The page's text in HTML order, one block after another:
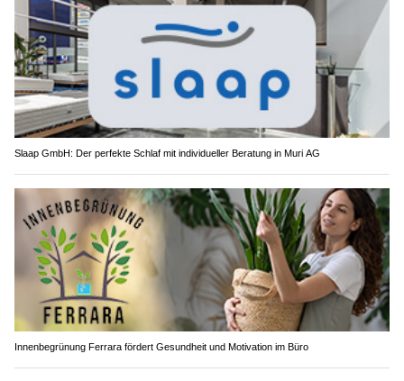
Slaap GmbH: Der perfekte Schlaf mit individueller Beratung in Muri AG
Innenbegrünung Ferrara fördert Gesundheit und Motivation im Büro